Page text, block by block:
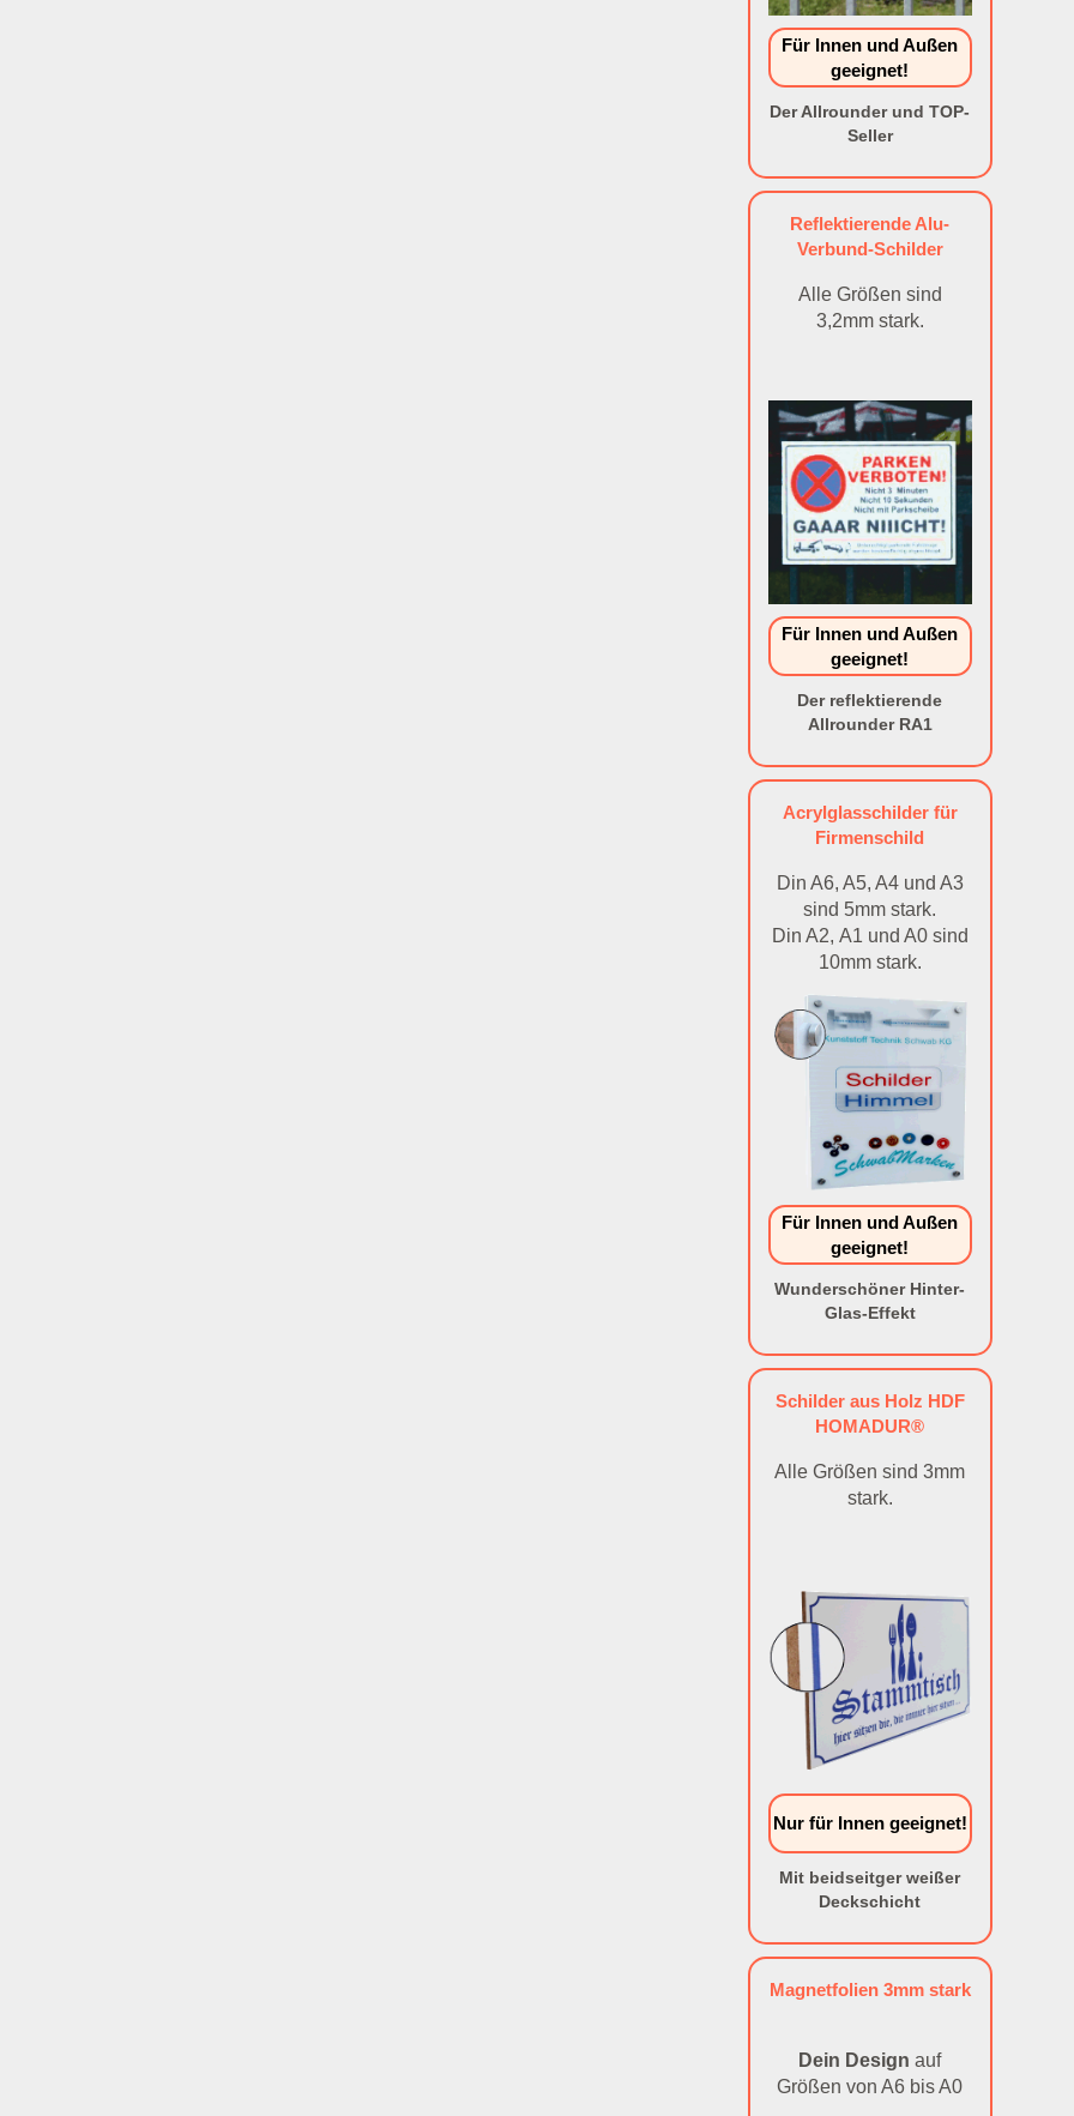
Für Innen und Außen
geeignet!
Der Allrounder und TOP-
Seller
Reflektierende Alu-
Verbund-Schilder
Alle Größen sind
3,2mm stark.
Für Innen und Außen
geeignet!
Der reflektierende
Allrounder RA1
Acrylglasschilder für
Firmenschild
Din A6, A5, A4 und A3
sind 5mm stark.
Din A2, A1 und A0 sind
10mm stark.
Für Innen und Außen
geeignet!
Wunderschöner Hinter-
Glas-Effekt
Schilder aus Holz HDF
HOMADUR®
Alle Größen sind 3mm
stark.
Nur für Innen geeignet!
Mit beidseitger weißer
Deckschicht
Magnetfolien 3mm stark
Dein Design auf
Größen von A6 bis A0